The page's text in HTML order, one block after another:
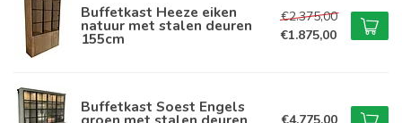
Buffetkast Heeze eiken
natuur met stalen deuren
155cm
€2.375,00
€1.875,00
Buffetkast Soest Engels